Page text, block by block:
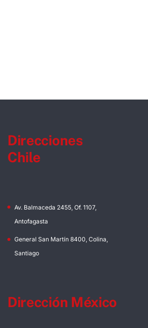
Direcciones
Chile
Av. Balmaceda 2455, Of. 1107,
Antofagasta
General San Martín 8400, Colina,
Santiago
Dirección México